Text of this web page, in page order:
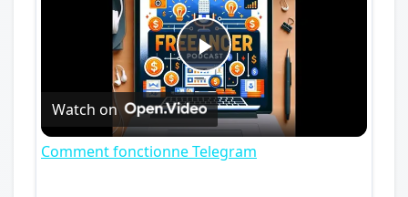
Play
Video
Watch on
Comment fonctionne Telegram